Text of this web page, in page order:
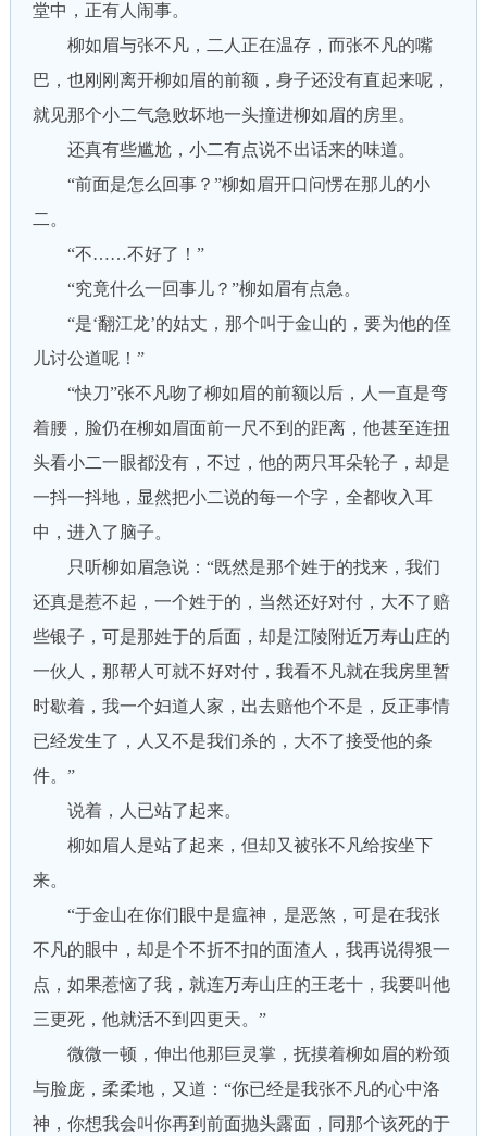
堂中，正有人闹事。
柳如眉与张不凡，二人正在温存，而张不凡的嘴
巴，也刚刚离开柳如眉的前额，身子还没有直起来呢，
就见那个小二气急败坏地一头撞进柳如眉的房里。
还真有些尴尬，小二有点说不出话来的味道。
“前面是怎么回事？”柳如眉开口问愣在那儿的小
二。
“不……不好了！”
“究竟什么一回事儿？”柳如眉有点急。
“是‘翻江龙’的姑丈，那个叫于金山的，要为他的侄
儿讨公道呢！”
“快刀”张不凡吻了柳如眉的前额以后，人一直是弯
着腰，脸仍在柳如眉面前一尺不到的距离，他甚至连扭
头看小二一眼都没有，不过，他的两只耳朵轮子，却是
一抖一抖地，显然把小二说的每一个字，全都收入耳
中，进入了脑子。
只听柳如眉急说：“既然是那个姓于的找来，我们
还真是惹不起，一个姓于的，当然还好对付，大不了赔
些银子，可是那姓于的后面，却是江陵附近万寿山庄的
一伙人，那帮人可就不好对付，我看不凡就在我房里暂
时歇着，我一个妇道人家，出去赔他个不是，反正事情
已经发生了，人又不是我们杀的，大不了接受他的条
件。”
说着，人已站了起来。
柳如眉人是站了起来，但却又被张不凡给按坐下
来。
“于金山在你们眼中是瘟神，是恶煞，可是在我张
不凡的眼中，却是个不折不扣的面渣人，我再说得狠一
点，如果惹恼了我，就连万寿山庄的王老十，我要叫他
三更死，他就活不到四更天。”
微微一顿，伸出他那巨灵掌，抚摸着柳如眉的粉颈
与脸庞，柔柔地，又道：“你已经是我张不凡的心中洛
神，你想我会叫你再到前面抛头露面，同那个该死的于